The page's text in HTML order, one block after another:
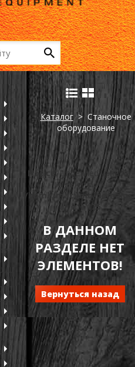
Каталог> Станочное
оборудование
Notice: Undefined variable:
refer in
/home/macumo/
on line125
В ДАННОМ
РАЗДЕЛЕ НЕТ
ЭЛЕМЕНТОВ!
Вернуться назад